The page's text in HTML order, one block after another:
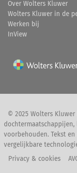
Over Wolters Kluwer
Wolters Kluwer in de
Werken bij
InView
© 2025 Wolters
voorbehouden. Tekst
vergelijkbare
Privacy & cookies